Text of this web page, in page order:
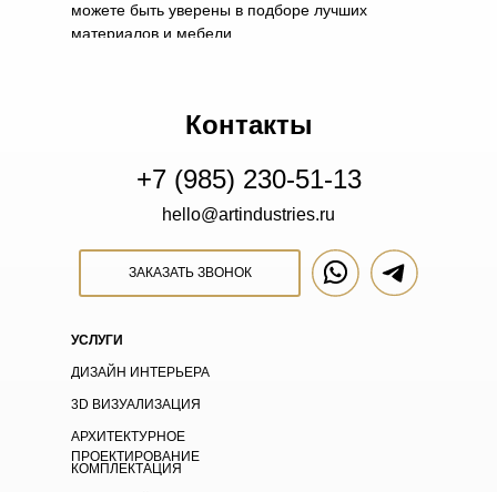
можете быть уверены в подборе лучших
материалов и мебели.
Контакты
+7 (985) 230-51-13
hello@artindustries.ru
ЗАКАЗАТЬ ЗВОНОК
ДИЗАЙН ИНТЕРЬЕРА
3D ВИЗУАЛИЗАЦИЯ
АРХИТЕКТУРНОЕ
ПРОЕКТИРОВАНИЕ
КОМПЛЕКТАЦИЯ
УСЛУГИ